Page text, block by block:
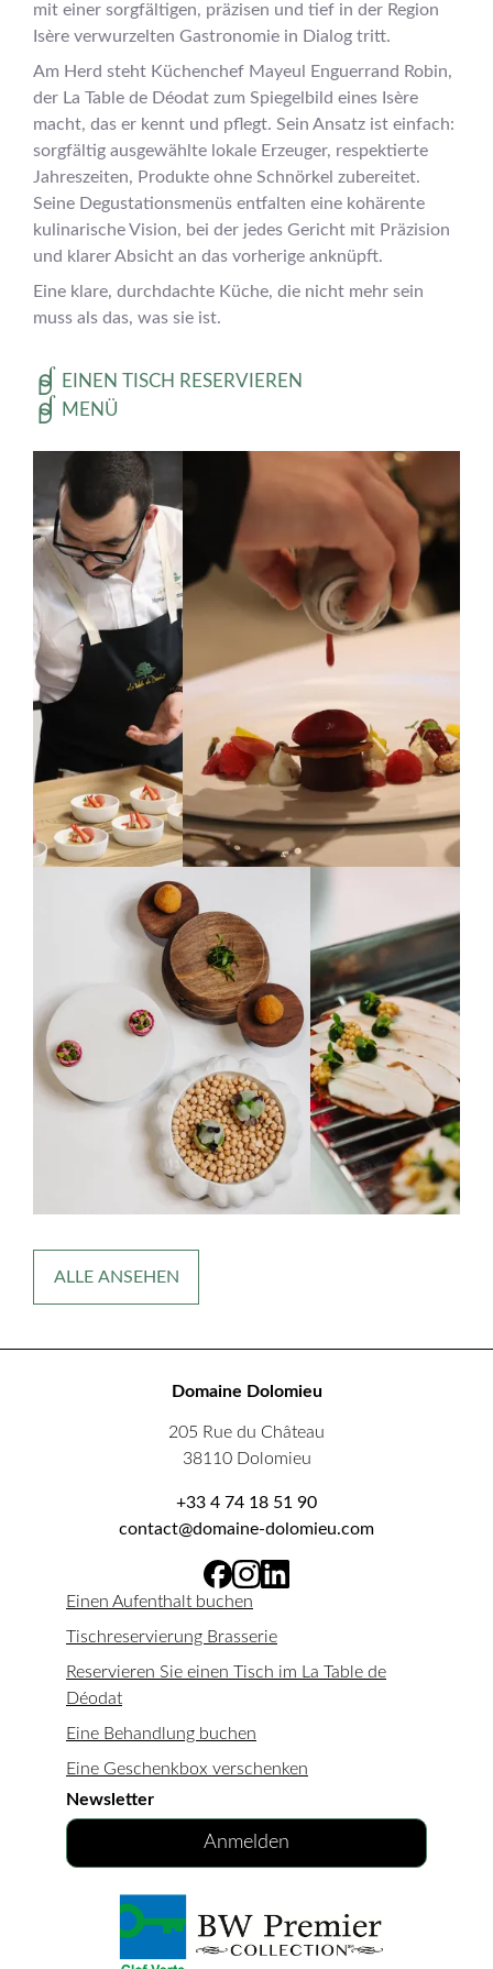
mit einer sorgfältigen, präzisen und tief in der Region
Isère verwurzelten Gastronomie in Dialog tritt.
Am Herd steht Küchenchef Mayeul Enguerrand Robin,
der La Table de Déodat zum Spiegelbild eines Isère
macht, das er kennt und pflegt. Sein Ansatz ist einfach:
sorgfältig ausgewählte lokale Erzeuger, respektierte
Jahreszeiten, Produkte ohne Schnörkel zubereitet.
Seine Degustationsmenüs entfalten eine kohärente
kulinarische Vision, bei der jedes Gericht mit Präzision
und klarer Absicht an das vorherige anknüpft.
Eine klare, durchdachte Küche, die nicht mehr sein
muss als das, was sie ist.
EINEN TISCH RESERVIEREN
MENÜ
ALLE ANSEHEN
Domaine Dolomieu
205 Rue du Château
38110 Dolomieu
+33 4 74 18 51 90
contact@domaine-dolomieu.com
Einen Aufenthalt buchen
Tischreservierung Brasserie
Reservieren Sie einen Tisch im La Table de
Déodat
Eine Behandlung buchen
Eine Geschenkbox verschenken
Newsletter
Anmelden